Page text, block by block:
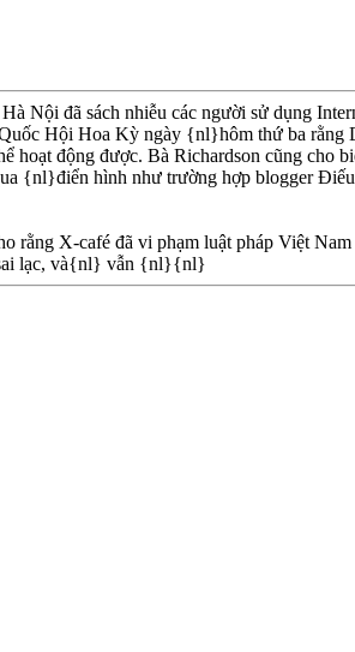
Nội đã sách nhiễu các người sử dụng
Hội Hoa Kỳ ngày {nl}hôm thứ ba rằng
hoạt động được. Bà Richardson cũng cho
{nl}điển hình như trường hợp blogger
rằng X-café đã vi phạm luật pháp Việt
sai lạc, và{nl} vẫn {nl}{nl}